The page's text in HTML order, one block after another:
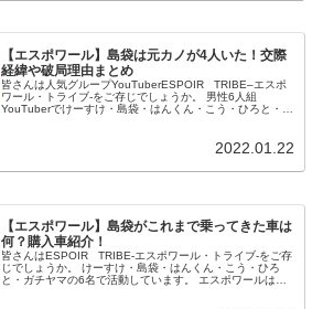
【エスポワール】島袋は元カノが4人いた！交際
経緯や破局理由まとめ
皆さんは人気グループYouTuberESPOIR TRIBE–エスポ
ワール・トライブ‐をご存じでしょうか。 男性6人組
YouTuberでけーすけ・島袋・はんくん・こう・ひろと・ガ
2022.01.22
【エスポワール】島袋がこれまで乗ってきた車は
何？購入車紹介！
皆さんはESPOIR TRIBE‐エスポワール・トライブ-をご存
じでしょうか。 けーすけ・島袋・はんくん・こう・ひろ
と・ガチヤマの6名で活動しています。 エスポワールは車